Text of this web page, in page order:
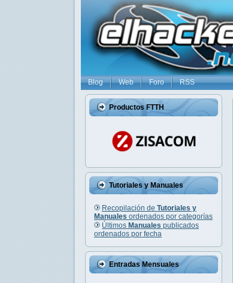
Blog Web Foro RSS
Productos FTTH
Tutoriales y Manuales
Recopilación de Tutoriales y
Manuales ordenados por categorías
Últimos Manuales publicados
ordenados por fecha
Entradas Mensuales